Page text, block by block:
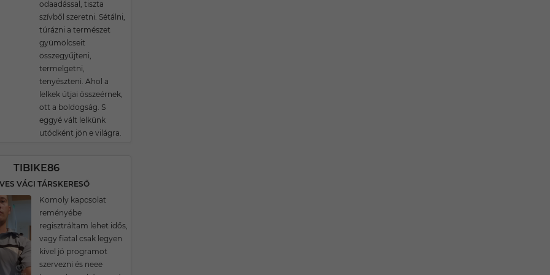
odaadással, tiszta
szívből szeretni. Sétálni,
túrázni a természet
gyümölcseit
összegyűjteni,
termelgetni,
tenyészteni. Ahol a
lelkek útjai összeérnek,
ott a boldogság. S
eggyé vált lelkünk
utódként jön e világra.
TIBIKE86
VÁCI TÁRSKERESŐ
Komoly kapcsolat
reményébe
regisztráltam lehet idős,
vagy fiatal csak legyen
kivel jó programot
szervezni és neee